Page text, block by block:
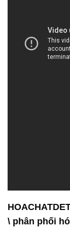
\ phân phối